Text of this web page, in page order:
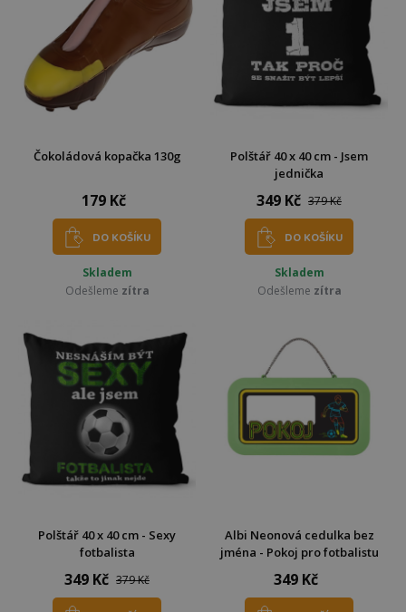
Čokoládová kopačka 130g
179 Kč
DO KOŠÍKU
Skladem
Odešleme zítra
Polštář 40 x 40 cm - Jsem
jednička
349 Kč 379 Kč
DO KOŠÍKU
Skladem
Odešleme zítra
Polštář 40 x 40 cm - Sexy
fotbalista
349 Kč 379 Kč
Albi Neonová cedulka bez
jména - Pokoj pro fotbalistu
349 Kč